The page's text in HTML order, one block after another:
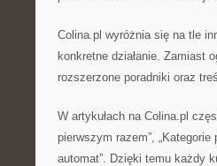
Colina.pl wyróżnia się na tle
konkretne działanie. Zamiast
rozszerzone poradniki oraz
W artykułach na Colina.pl
pierwszym razem”,
automat”. Dzięki temu każdy